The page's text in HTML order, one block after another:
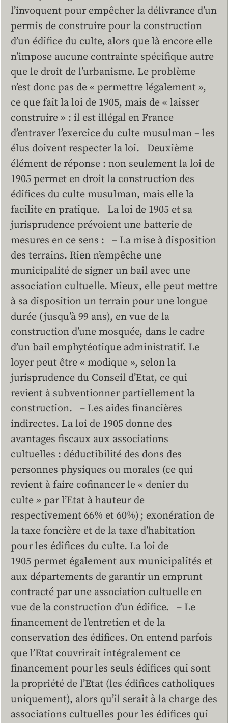
l’invoquent pour empêcher la délivrance d’un
permis de construire pour la construction
d’un édifice du culte, alors que là encore elle
n’impose aucune contrainte spécifique autre
que le droit de l’urbanisme. Le problème
n’est donc pas de « permettre légalement »,
ce que fait la loi de 1905, mais de « laisser
construire » : il est illégal en France
d’entraver l’exercice du culte musulman – les
élus doivent respecter la loi. Deuxième
élément de réponse : non seulement la loi de
1905 permet en droit la construction des
édifices du culte musulman, mais elle la
facilite en pratique. La loi de 1905 et sa
jurisprudence prévoient une batterie de
mesures en ce sens : – La mise à disposition
des terrains. Rien n’empêche une
municipalité de signer un bail avec une
association cultuelle. Mieux, elle peut mettre
à sa disposition un terrain pour une longue
durée (jusqu’à 99 ans), en vue de la
construction d’une mosquée, dans le cadre
d’un bail emphytéotique administratif. Le
loyer peut être « modique », selon la
jurisprudence du Conseil d’Etat, ce qui
revient à subventionner partiellement la
construction. – Les aides financières
indirectes. La loi de 1905 donne des
avantages fiscaux aux associations
cultuelles : déductibilité des dons des
personnes physiques ou morales (ce qui
revient à faire cofinancer le « denier du
culte » par l’Etat à hauteur de
respectivement 66% et 60%) ; exonération de
la taxe foncière et de la taxe d’habitation
pour les édifices du culte. La loi de
1905 permet également aux municipalités et
aux départements de garantir un emprunt
contracté par une association cultuelle en
vue de la construction d’un édifice. – Le
financement de l’entretien et de la
conservation des édifices. On entend parfois
que l’Etat couvrirait intégralement ce
financement pour les seuls édifices qui sont
la propriété de l’Etat (les édifices catholiques
uniquement), alors qu’il serait à la charge des
associations cultuelles pour les édifices qui